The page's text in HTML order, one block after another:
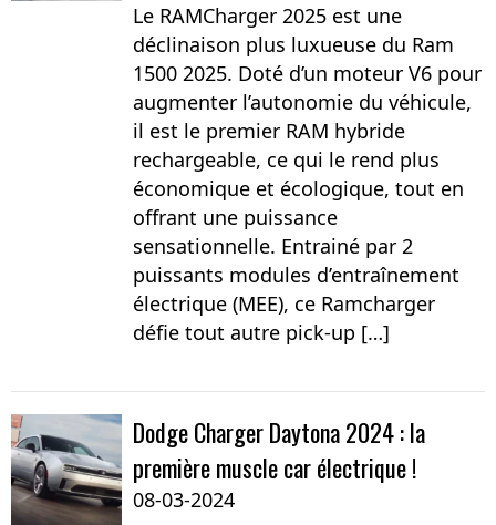
Le RAMCharger 2025 est une
déclinaison plus luxueuse du Ram
1500 2025. Doté d’un moteur V6 pour
augmenter l’autonomie du véhicule,
il est le premier RAM hybride
rechargeable, ce qui le rend plus
économique et écologique, tout en
offrant une puissance
sensationnelle. Entrainé par 2
puissants modules d’entraînement
électrique (MEE), ce Ramcharger
défie tout autre pick-up […]
Dodge Charger Daytona 2024 : la
première muscle car électrique !
08-03-2024